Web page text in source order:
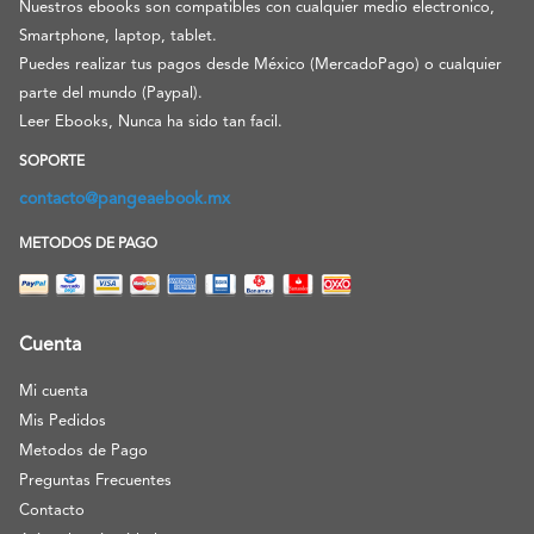
Nuestros ebooks son compatibles con cualquier medio electronico,
Smartphone, laptop, tablet.
Puedes realizar tus pagos desde México (MercadoPago) o cualquier
parte del mundo (Paypal).
Leer Ebooks, Nunca ha sido tan facil.
SOPORTE
contacto@pangeaebook.mx
METODOS DE PAGO
Cuenta
Mi cuenta
Mis Pedidos
Metodos de Pago
Preguntas Frecuentes
Contacto